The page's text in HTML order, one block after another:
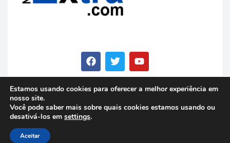
© Copyright 2023 - Notícia Extra - Todos os direitos
reservados
Estamos usando cookies para oferecer a melhor experiência em
nosso site.
Você pode saber mais sobre quais cookies estamos usando ou
desativá-los em settings.
Aceitar